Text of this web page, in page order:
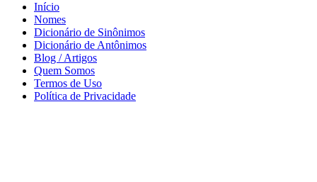
Início
Nomes
Dicionário de Sinônimos
Dicionário de Antônimos
Blog / Artigos
Quem Somos
Termos de Uso
Política de Privacidade